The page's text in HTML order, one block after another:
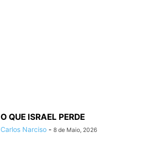
O QUE ISRAEL PERDE
Carlos Narciso - 8 de Maio, 2026